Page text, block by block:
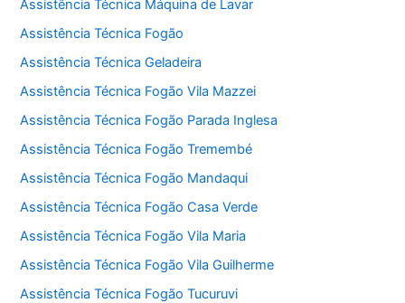
Assistência Técnica Máquina de Lavar
Assistência Técnica Fogão
Assistência Técnica Geladeira
Assistência Técnica Fogão Vila Mazzei
Assistência Técnica Fogão Parada Inglesa
Assistência Técnica Fogão Tremembé
Assistência Técnica Fogão Mandaqui
Assistência Técnica Fogão Casa Verde
Assistência Técnica Fogão Vila Maria
Assistência Técnica Fogão Vila Guilherme
Assistência Técnica Fogão Tucuruvi